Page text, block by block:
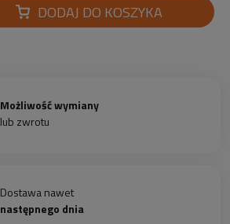
DODAJ DO KOSZYKA
Możliwość wymiany
lub zwrotu
Dostawa nawet
następnego dnia